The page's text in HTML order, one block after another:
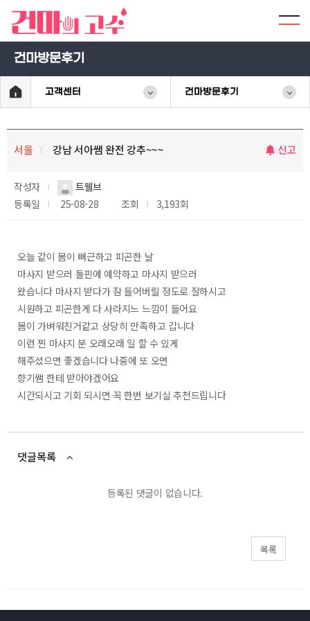
건마방문후기
고객센터 건마방문후기
서울 강남 서아쌤 완전 강추~~~ 신고
작성자
트웰브
등록일
25-08-28 조회 3,193회
오늘 같이 몸이 뻐근하고 피곤한 날
마사지 받으러 돌핀에 예약하고 마사지 받으러
왔습니다 마사지 받다가 잠 들어버릴 정도로 잘하시고
시원하고 피곤한게 다 사라지느 느낌이 들어요
몸이 가벼워진거같고 상당히 만족하고 갑니다
이런 찐 마사지 분 오래오래 일 할 수 있게
해주셨으면 좋겠습니다 나중에 또 오면
향기쌤 한테 받아야겠어요
시간되시고 기회 되시면 꼭 한번 보기실 추천드립니다
댓글목록
등록된 댓글이 없습니다.
목록